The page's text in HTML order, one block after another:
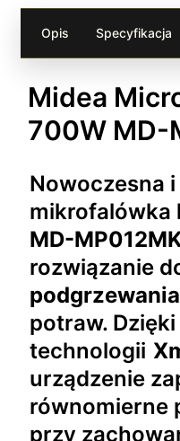
Opis Specyfikacja
Midea
700W MD-
Nowoczesna
mikrofalówka
MD-
rozwiązanie
potraw.
technologii
urządzenie
równomierne
przy